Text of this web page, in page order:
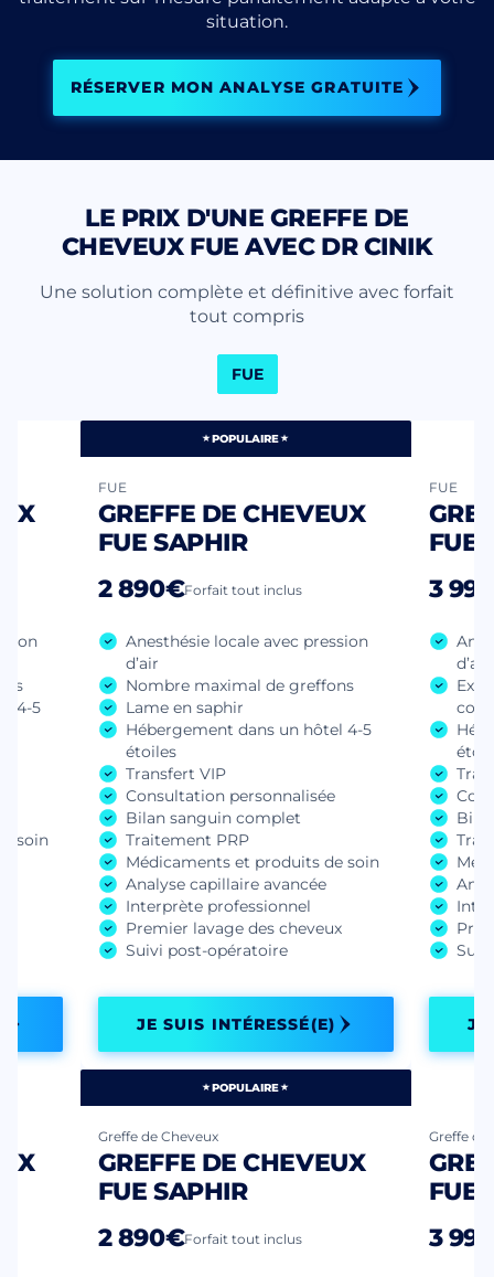
situation.
RÉSERVER MON ANALYSE GRATUITE
LE PRIX D'UNE GREFFE DE
CHEVEUX FUE AVEC DR CINIK
Une solution complète et définitive avec forfait
tout compris
FUE
4-5
soin
POPULAIRE
FUE
GREFFE DE CHEVEUX
FUE SAPHIR
2 890€Forfait tout inclus
Anesthésie locale avec pression
d’air
Nombre maximal de greffons
Lame en saphir
Hébergement dans un hôtel 4-5
étoiles
Transfert VIP
Consultation personnalisée
Bilan sanguin complet
Traitement PRP
Médicaments et produits de soin
Analyse capillaire avancée
Interprète professionnel
Premier lavage des cheveux
Suivi post-opératoire
JE SUIS INTÉRESSÉ(E)
FUE
FUE
3
d’air
JE
POPULAIRE
Greffe de Cheveux
GREFFE DE CHEVEUX
FUE SAPHIR
2 890€Forfait tout inclus
Greffe de
FUE
3